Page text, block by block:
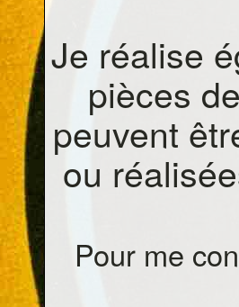
Je réalise
pièces
peuvent
ou
Pour me